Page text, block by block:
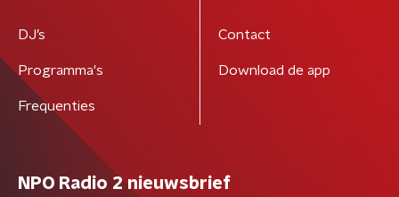
DJ’s
Programma's
Frequenties
Contact
Download de app
NPO Radio 2 nieuwsbrief